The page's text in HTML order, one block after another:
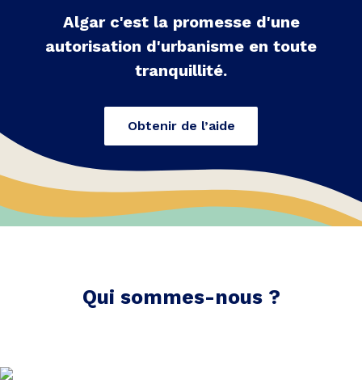
Algar c'est la promesse d'une
autorisation d'urbanisme en toute
tranquillité.
Obtenir de l’aide
Qui sommes-nous ?